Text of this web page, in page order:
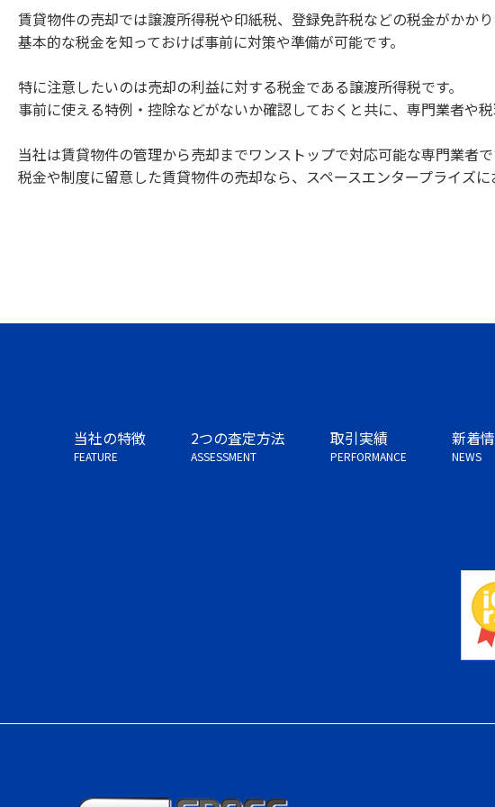
賃貸物件の売却では譲渡所得税や印紙税、登録免許税などの税金がかかり
基本的な税金を知っておけば事前に対策や準備が可能です。
特に注意したいのは売却の利益に対する税金である譲渡所得税です。
事前に使える特例・控除などがないか確認しておくと共に、専門業者や
当社は賃貸物件の管理から売却までワンストップで対応可能な専門業者で
税金や制度に留意した賃貸物件の売却なら、スペースエンタープライズに
当社の特徴
FEATURE
2つの査定方法
ASSESSMENT
取引実績
PERFORMANCE
新着
NEWS